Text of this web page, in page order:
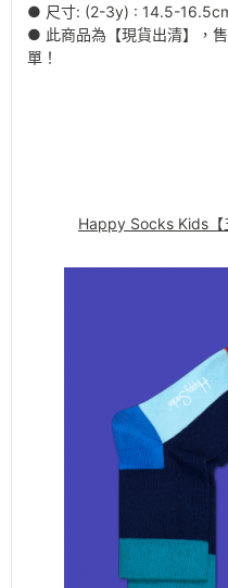
● 尺寸: (2-3y) : 14.5-
● 此商品為【現貨出清】，
單！
Happy Socks Kids【